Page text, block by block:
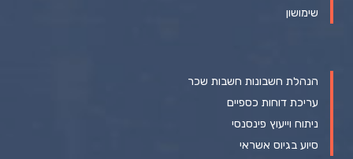
שימושון
הנהלת חשבונות חשבות שכר
עריכת דוחות כספיים
ניתוח וייעוץ פינסנסי
סיוע בגיוס אשראי